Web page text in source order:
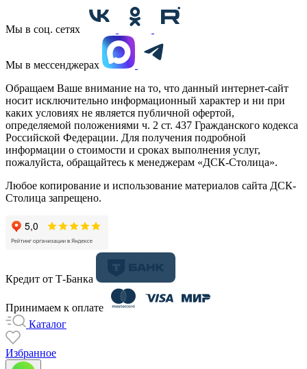
Мы в соц. сетях
Мы в мессенджерах
Обращаем Ваше внимание на то, что данный интернет-сайт
носит исключительно информационный характер и ни при
каких условиях не является публичной офертой,
определяемой положениями ч. 2 ст. 437 Гражданского кодекса
Российской Федерации. Для получения подробной
информации о стоимости и сроках выполнения услуг,
пожалуйста, обращайтесь к менеджерам «ДСК-Столица».
Любое копирование и использование материалов сайта ДСК-
Столица запрещено.
Кредит от Т-Банка
Принимаем к оплате
Каталог
Избранное